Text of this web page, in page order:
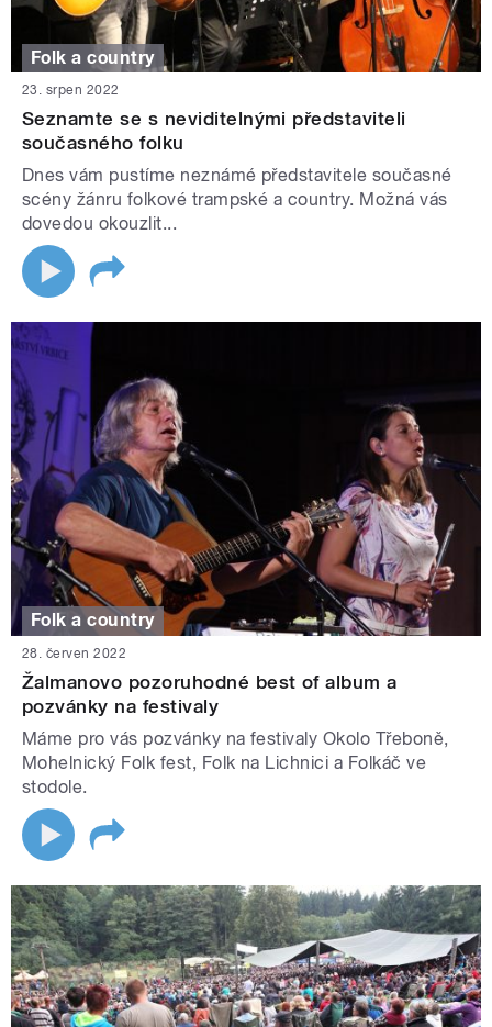
Folk a country
23. srpen 2022
Seznamte se s neviditelnými představiteli
současného folku
Dnes vám pustíme neznámé představitele současné
scény žánru folkové trampské a country. Možná vás
dovedou okouzlit...
Folk a country
28. červen 2022
Žalmanovo pozoruhodné best of album a
pozvánky na festivaly
Máme pro vás pozvánky na festivaly Okolo Třeboně,
Mohelnický Folk fest, Folk na Lichnici a Folkáč ve
stodole.